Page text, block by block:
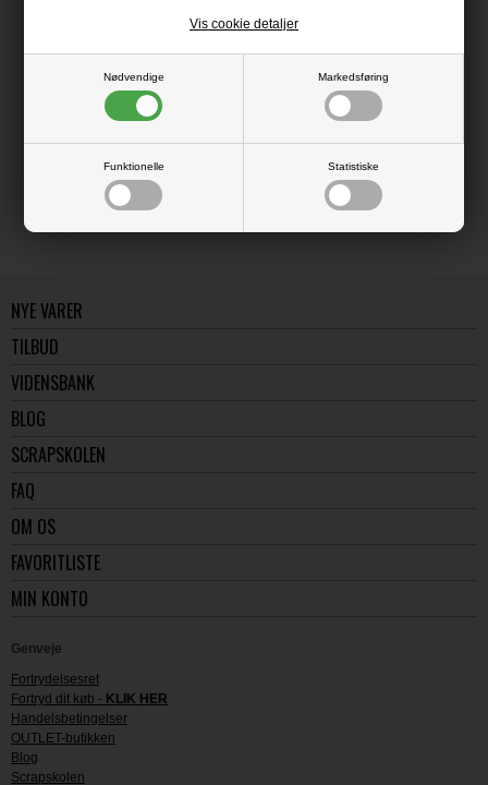
Nødvendige Markedsføring
Funktionelle Statistiske
Vis cookie detaljer
LÆS OG BLIV INSPIRERET
Læs flere artikler...
NYE VARER
TILBUD
VIDENSBANK
BLOG
SCRAPSKOLEN
FAQ
OM OS
FAVORITLISTE
MIN KONTO
Genveje
Fortrydelsesret
Fortryd dit køb - KLIK HER
Handelsbetingelser
OUTLET-butikken
Blog
Scrapskolen